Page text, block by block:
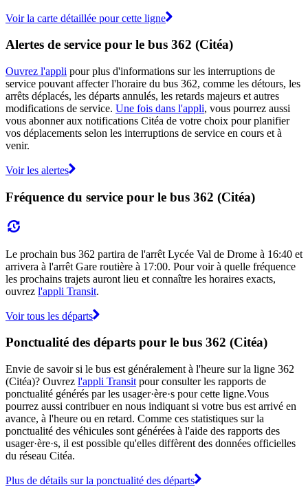
Voir la carte détaillée pour cette ligne
Alertes de service pour le bus 362 (Citéa)
Ouvrez l'appli pour plus d'informations sur les interruptions de
service pouvant affecter l'horaire du bus 362, comme les détours, les
arrêts déplacés, les départs annulés, les retards majeurs et autres
modifications de service. Une fois dans l'appli, vous pourrez aussi
vous abonner aux notifications Citéa de votre choix pour planifier
vos déplacements selon les interruptions de service en cours et à
venir.
Voir les alertes
Fréquence du service pour le bus 362 (Citéa)
Le prochain bus 362 partira de l'arrêt Lycée Val de Drome à 16:40 et
arrivera à l'arrêt Gare routière à 17:00. Pour voir à quelle fréquence
les prochains trajets auront lieu et connaître les horaires exacts,
ouvrez l'appli Transit.
Voir tous les départs
Ponctualité des départs pour le bus 362 (Citéa)
Envie de savoir si le bus est généralement à l'heure sur la ligne 362
(Citéa)? Ouvrez l'appli Transit pour consulter les rapports de
ponctualité générés par les usager·ère·s pour cette ligne.Vous
pourrez aussi contribuer en nous indiquant si votre bus est arrivé en
avance, à l'heure ou en retard. Comme ces statistiques sur la
ponctualité des véhicules sont générées à l'aide des rapports des
usager·ère·s, il est possible qu'elles diffèrent des données officielles
du réseau Citéa.
Plus de détails sur la ponctualité des départs